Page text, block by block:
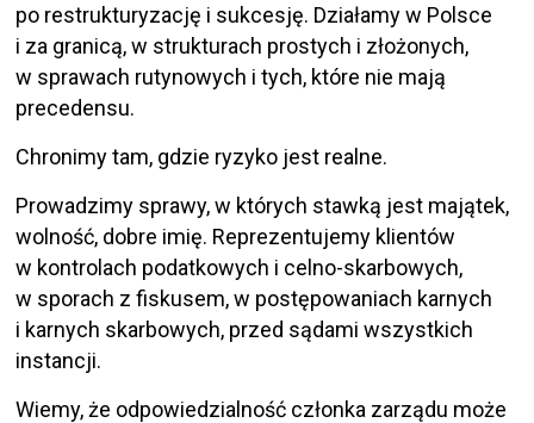
po restrukturyzację i sukcesję. Działamy w Polsce
i za granicą, w strukturach prostych i złożonych,
w sprawach rutynowych i tych, które nie mają
precedensu.
Chronimy tam, gdzie ryzyko jest realne.
Prowadzimy sprawy, w których stawką jest majątek,
wolność, dobre imię. Reprezentujemy klientów
w kontrolach podatkowych i celno-skarbowych,
w sporach z fiskusem, w postępowaniach karnych
i karnych skarbowych, przed sądami wszystkich
instancji.
Wiemy, że odpowiedzialność członka zarządu może